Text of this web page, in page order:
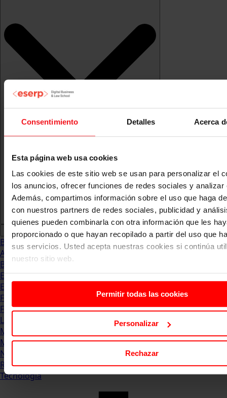
Consentimiento Detalles Acerca
Esta página web usa cookies
Las cookies de este sitio web se usan para personalizar el
los anuncios, ofrecer funciones de redes sociales y analizar
Además, compartimos información sobre el uso que haga
con nuestros partners de redes sociales, publicidad y
quienes pueden combinarla con otra información que les
proporcionado o que hayan recopilado a partir del uso que
sus servicios. Usted acepta nuestras cookies si continúa
nuestro sitio web.
Permitir todas las cookies
Personalizar
Rechazar
Blog
Abogacia
Business
Empleo & Emprendimiento
Empresas
Finanzas
Formación & Estudios
Luxury
Management
Marketing & Comunicación
Negocios
Recursos Humanos
Tecnología